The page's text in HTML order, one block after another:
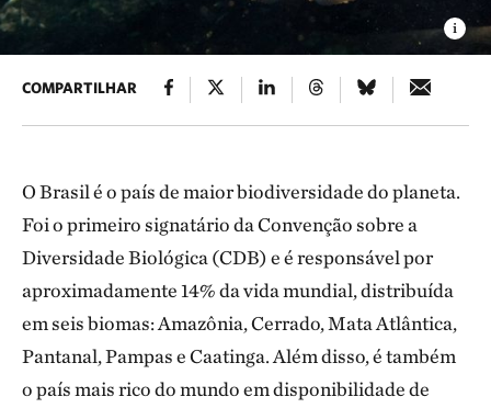
COMPARTILHAR
O Brasil é o país de maior biodiversidade do planeta.
Foi o primeiro signatário da Convenção sobre a
Diversidade Biológica (CDB) e é responsável por
aproximadamente 14% da vida mundial, distribuída
em seis biomas: Amazônia, Cerrado, Mata Atlântica,
Pantanal, Pampas e Caatinga. Além disso, é também
o país mais rico do mundo em disponibilidade de